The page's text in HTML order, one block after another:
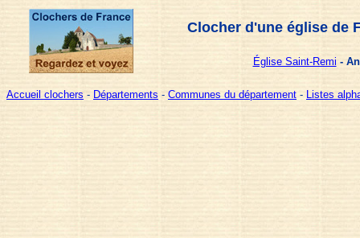
Clocher d'une église de
Église Saint-Remi -
Accueil clochers - Départements - Communes du département - Listes